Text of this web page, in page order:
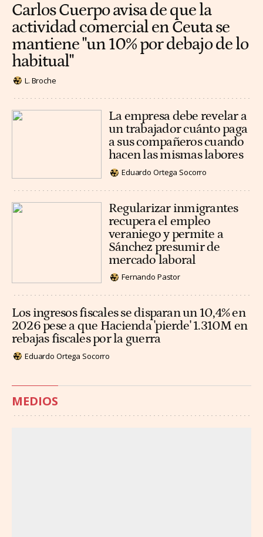
Carlos Cuerpo avisa de que la
actividad comercial en Ceuta se
mantiene "un 10% por debajo de lo
habitual"
L. Broche
La empresa debe revelar a
un trabajador cuánto paga
a sus compañeros cuando
hacen las mismas labores
Eduardo Ortega Socorro
Regularizar inmigrantes
recupera el empleo
veraniego y permite a
Sánchez presumir de
mercado laboral
Fernando Pastor
Los ingresos fiscales se disparan un 10,4% en
2026 pese a que Hacienda 'pierde' 1.310M en
rebajas fiscales por la guerra
Eduardo Ortega Socorro
MEDIOS